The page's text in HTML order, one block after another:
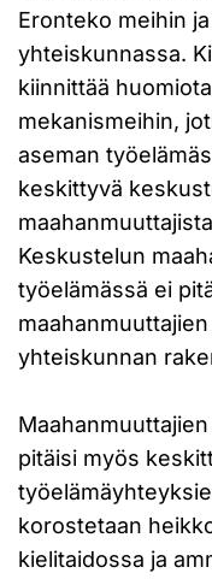
Eronteko meihin
yhteiskunnassa.
kiinnittää
mekanismeihin,
aseman
keskittyvä
Keskustelun
työelämässä ei
yhteiskunnan
pitäisi myös
korostetaan
kielitaidossa ja